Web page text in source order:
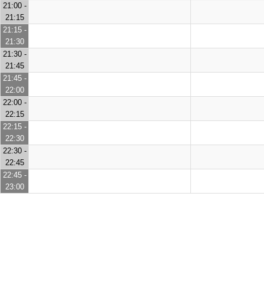
21:00 -
21:15
21:15 -
21:30
21:30 -
21:45
21:45 -
22:00
22:00 -
22:15
22:15 -
22:30
22:30 -
22:45
22:45 -
23:00